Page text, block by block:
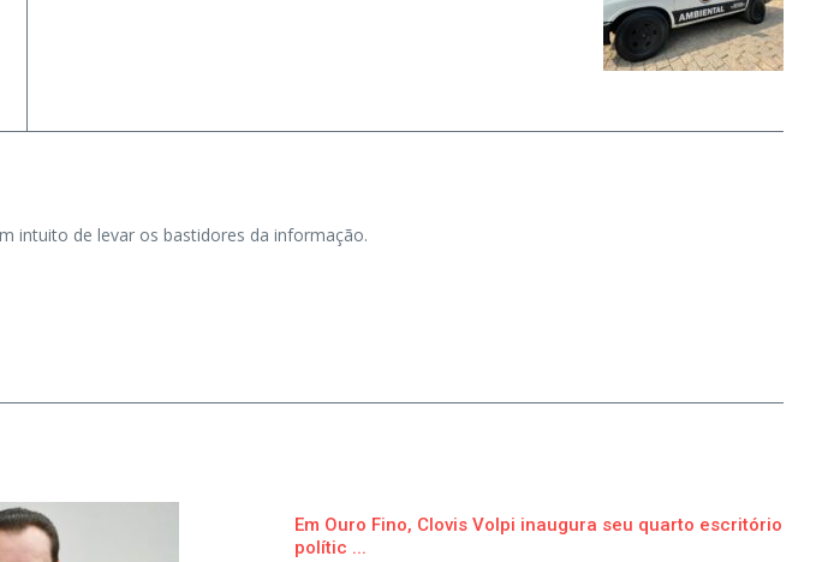
intuito de levar os bastidores da informação.
Em Ouro Fino, Clovis Volpi inaugura seu quarto escritório
polític ...